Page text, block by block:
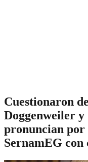
Cuestionaron
Doggenweiler y
pronuncian por
SernamEG con